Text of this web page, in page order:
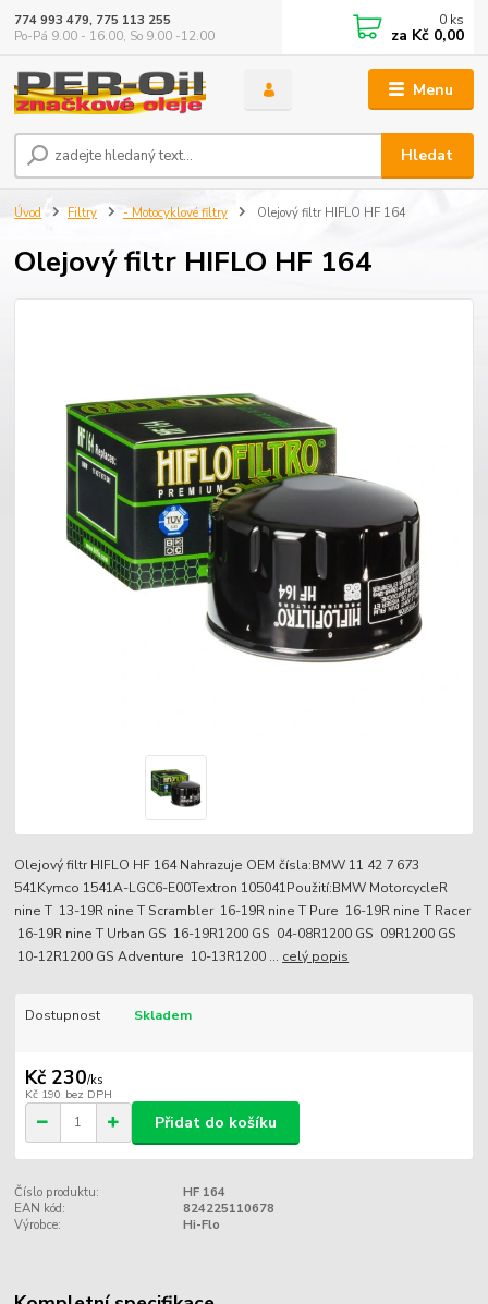
Menu
Hledat
774 993 479, 775 113 255
Po-Pá 9.00 - 16.00, So 9.00 -12.00
0 ks
za Kč 0,00
Úvod Filtry - Motocyklové filtry Olejový filtr HIFLO HF 164
Olejový filtr HIFLO HF 164
Olejový filtr HIFLO HF 164 Nahrazuje OEM čísla:BMW 11 42 7 673
541Kymco 1541A-LGC6-E00Textron 105041Použití:BMW MotorcycleR
nine T 13-19R nine T Scrambler 16-19R nine T Pure 16-19R nine T Racer
16-19R nine T Urban GS 16-19R1200 GS 04-08R1200 GS 09R1200 GS
10-12R1200 GS Adventure 10-13R1200 ... celý popis
Dostupnost Skladem
Kč 230/ks
Kč 190 bez DPH
Přidat do košíku
Číslo produktu:
HF 164
EAN kód:
824225110678
Výrobce:
Hi-Flo